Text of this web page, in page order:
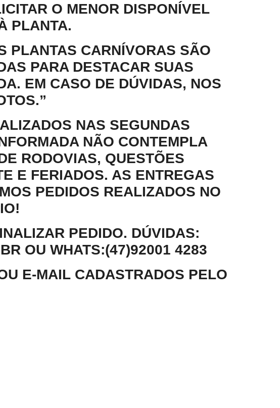
O MENOR DISPONÍVEL
PLANTA.
PLANTAS CARNÍVORAS SÃO
PARA DESTACAR SUAS
EM CASO DE DÚVIDAS, NOS
NAS SEGUNDAS
NÃO CONTEMPLA
RODOVIAS, QUESTÕES
E FERIADOS. AS ENTREGAS
PEDIDOS REALIZADOS NO
PEDIDO. DÚVIDAS:
OU WHATS:(47)92001 4283
E-MAIL CADASTRADOS PELO